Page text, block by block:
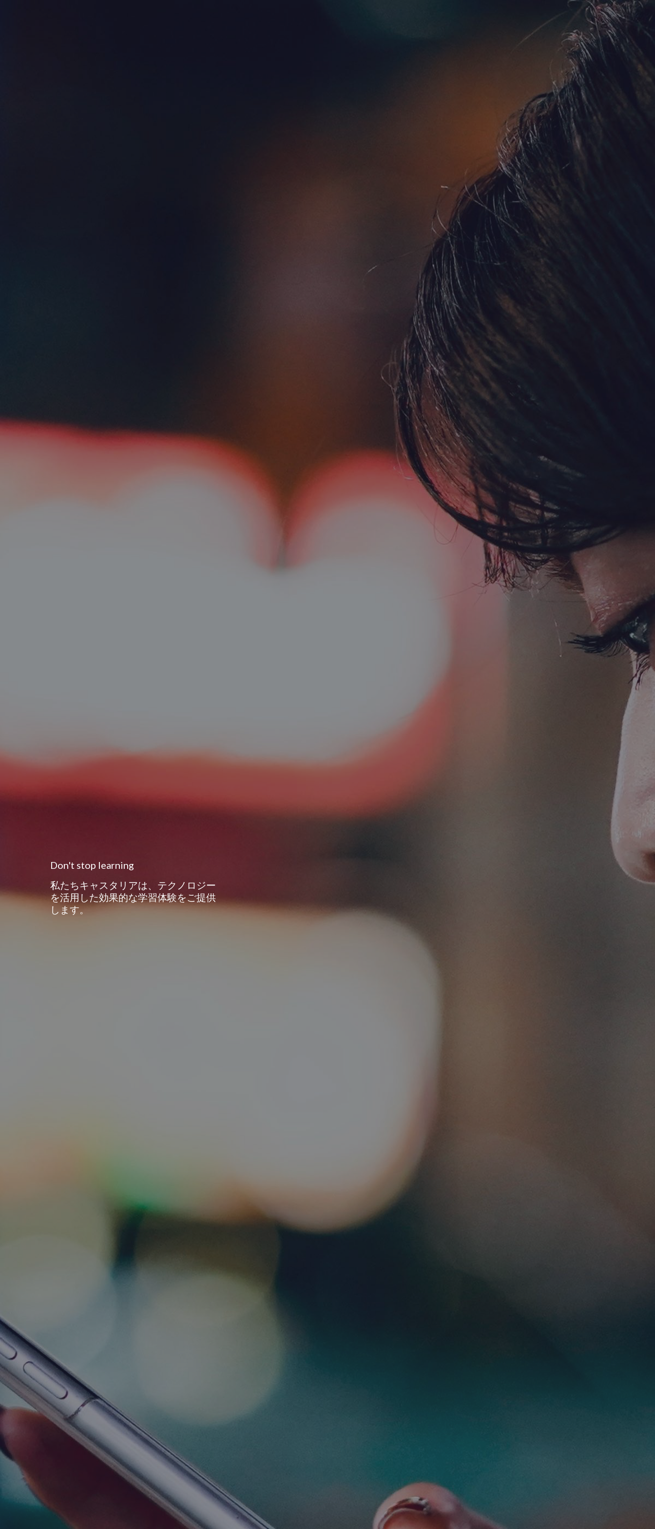
Don't stop learning
私たちキャスタリアは、テクノロジー
を活用した効果的な学習体験をご提供
します。